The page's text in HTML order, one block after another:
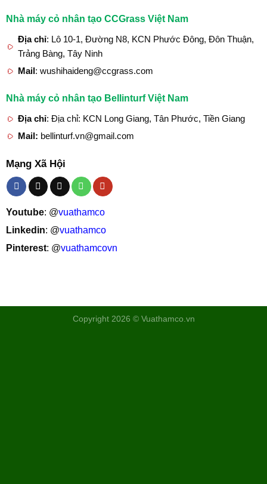
Nhà máy cỏ nhân tạo CCGrass Việt Nam
Địa chỉ: Lô 10-1, Đường N8, KCN Phước Đông, Đôn Thuận,
Trảng Bàng, Tây Ninh
Mail: wushihaideng@ccgrass.com
Nhà máy cỏ nhân tạo Bellinturf Việt Nam
Địa chỉ: Địa chỉ: KCN Long Giang, Tân Phước, Tiền Giang
Mail: bellinturf.vn@gmail.com
Mạng Xã Hội
Youtube: @vuathamco
Linkedin: @vuathamco
Pinterest: @vuathamcovn
Copyright 2026 © Vuathamco.vn